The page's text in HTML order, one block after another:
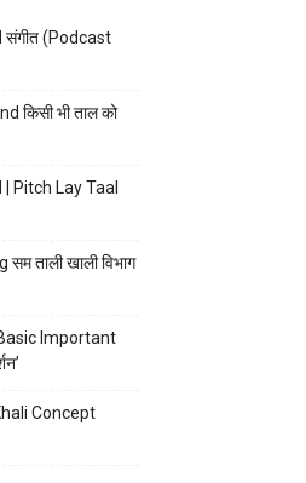
(Podcast
किसी भी ताल को
Pitch Lay Taal
ताली खाली विभाग
Important
Concept